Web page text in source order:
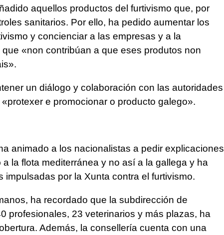
aquellos productos del furtivismo que, por
sanitarios. Por ello, ha pedido aumentar los
y concienciar a las empresas y a la
que «non contribúan a que eses produtos non
un diálogo y colaboración con las autoridades
e promocionar o producto galego».
animado a los nacionalistas a pedir explicaciones
la flota mediterránea y no así a la gallega y ha
impulsadas por la Xunta contra el furtivismo.
ha recordado que la subdirección de
profesionales, 23 veterinarios y más plazas, ha
Además, la consellería cuenta con una